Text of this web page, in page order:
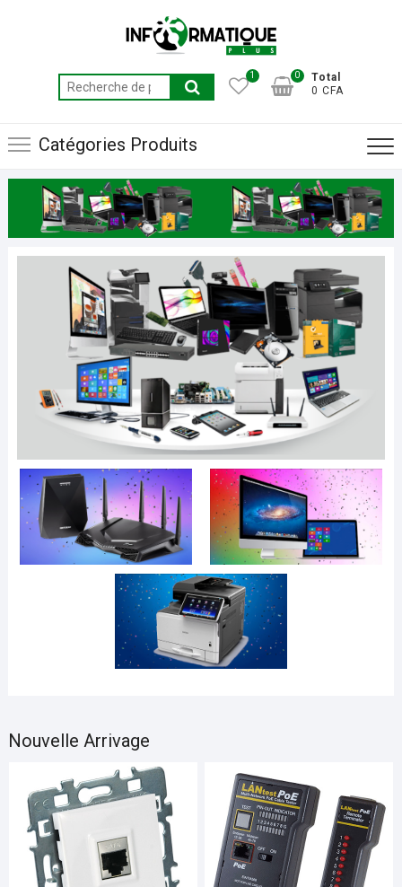
Recherche
pour :
0
Total
0 CFA
1
Catégories Produits
Nouvelle Arrivage